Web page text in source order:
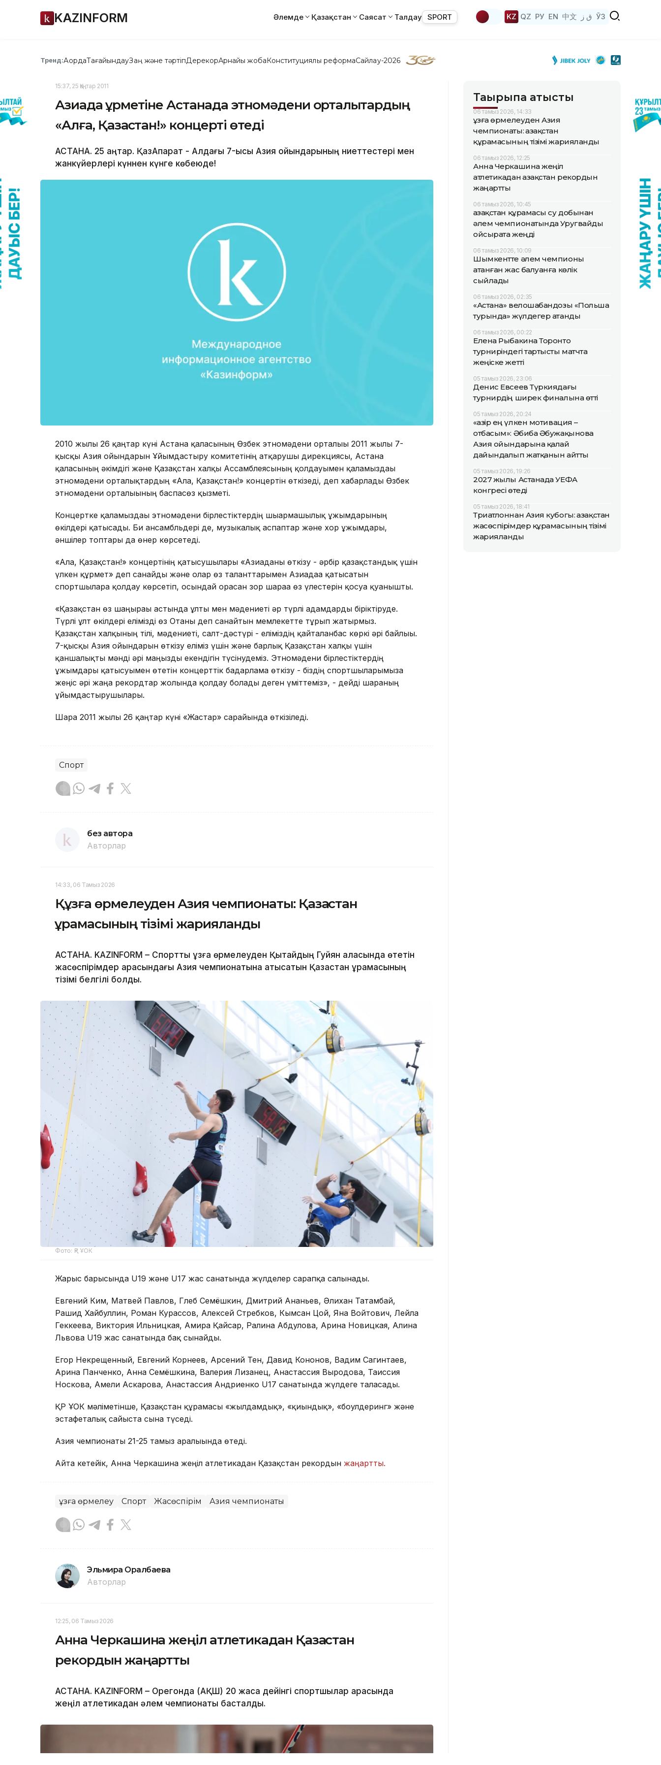
KAZINFORM Әлемде Қазақстан Саясат Талдау SPORT KZ QZ РУ EN 中文 ق ز ЎЗ
Тренд:АқордаТағайындауЗаң және тәртіпДерекқорАрнайы жобаКонституциялық реформаСайлау-2026
15:37, 25 Қаңтар 2011
Азиада құрметіне Астанада этномәдени орталықтардың
«Алға, Қазақстан!» концерті өтеді
АСТАНА. 25 қаңтар. ҚазАқпарат - Алдағы 7-қысқы Азия ойындарының ниеттестері мен
жанкүйерлері күннен күнге көбеюде!
2010 жылғы 26 қаңтар күні Астана қаласының Өзбек этномәдени орталығы 2011 жылғы 7-
қысқы Азия ойындарын Ұйымдастыру комитетінің атқарушы дирекциясы, Астана
қаласының әкімдігі және Қазақстан халқы Ассамблеясының қолдауымен қаламыздағы
этномәдени орталықтардың «Алға, Қазақстан!» концертін өткізеді, деп хабарлады Өзбек
этномәдени орталығының баспасөз қызметі.
Концертке қаламыздағы этномәдени бірлестіктердің шығармашылық ұжымдарының
өкілдері қатысады. Би ансамбльдері де, музыкалық аспаптар және хор ұжымдары,
әншілер топтары да өнер көрсетеді.
«Алға, Қазақстан!» концертінің қатысушылары «Азиаданы өткізу - әрбір қазақстандық үшін
үлкен құрмет» деп санайды және олар өз таланттарымен Азиадаға қатысатын
спортшыларға қолдау көрсетіп, осындай орасан зор шараға өз үлестерін қосуға қуанышты.
«Қазақстан өз шаңырағы астында ұлты мен мәдениеті әр түрлі адамдарды біріктіруде.
Түрлі ұлт өкілдері елімізді өз Отаны деп санайтын мемлекетте тұрып жатырмыз.
Қазақстан халқының тілі, мәдениеті, салт-дәстүрі - еліміздің қайталанбас көркі әрі байлығы.
7-қысқы Азия ойындарын өткізу еліміз үшін және барлық Қазақстан халқы үшін
қаншалықты мәнді әрі маңызды екендігін түсінудеміз. Этномәдени бірлестіктердің
ұжымдары қатысуымен өтетін концерттік бағдарлама өткізу - біздің спортшыларымызға
жеңіс әрі жаңа рекордтар жолында қолдау болады деген үміттеміз», - дейді шараның
ұйымдастырушылары.
Шара 2011 жылы 26 қаңтар күні «Жастар» сарайында өткізіледі.
Спорт
без автора
Авторлар
14:33, 06 Тамыз 2026
Құзға өрмелеуден Азия чемпионаты: Қазақстан
құрамасының тізімі жарияланды
АСТАНА. KAZINFORM – Спорттық құзға өрмелеуден Қытайдың Гуйян қаласында өтетін
жасөспірімдер арасындағы Азия чемпионатына қатысатын Қазақстан құрамасының
тізімі белгілі болды.
Фото: ҚР ҰОК
Жарыс барысында U19 және U17 жас санатында жүлделер сарапқа салынады.
Евгений Ким, Матвей Павлов, Глеб Семёшкин, Дмитрий Ананьев, Әлихан Татамбай,
Рашид Хайбуллин, Роман Курассов, Алексей Стребков, Кымсан Цой, Яна Войтович, Лейла
Геккеева, Виктория Ильницкая, Амира Қайсар, Ралина Абдулова, Арина Новицкая, Алина
Львова U19 жас санатында бақ сынайды.
Егор Некрещенный, Евгений Корнеев, Арсений Тен, Давид Кононов, Вадим Сагинтаев,
Арина Панченко, Анна Семёшкина, Валерия Лизанец, Анастассия Выродова, Таиссия
Носкова, Амели Аскарова, Анастассия Андриенко U17 санатында жүлдеге таласады.
ҚР ҰОК мәліметінше, Қазақстан құрамасы «жылдамдық», «қиындық», «боулдеринг» және
эстафеталық сайыста сынға түседі.
Азия чемпионаты 21-25 тамыз аралығында өтеді.
Айта кетейік, Анна Черкашина жеңіл атлетикадан Қазақстан рекордын жаңартты.
Құзға өрмелеу Спорт Жасөспірім Азия чемпионаты
Эльмира Оралбаева
Авторлар
12:25, 06 Тамыз 2026
Анна Черкашина жеңіл атлетикадан Қазақстан
рекордын жаңартты
АСТАНА. KAZINFORM – Орегонда (АҚШ) 20 жасқа дейінгі спортшылар арасында
жеңіл атлетикадан әлем чемпионаты басталды.
Тақырыпқа қатысты
06 тамыз 2026, 14:33
Құзға өрмелеуден Азия
чемпионаты: Қазақстан
құрамасының тізімі жарияланды
06 тамыз 2026, 12:25
Анна Черкашина жеңіл
атлетикадан Қазақстан рекордын
жаңартты
06 тамыз 2026, 10:45
Қазақстан құрамасы су добынан
әлем чемпионатында Уругвайды
ойсырата жеңді
06 тамыз 2026, 10:09
Шымкентте әлем чемпионы
атанған жас балуанға көлік
сыйлады
06 тамыз 2026, 02:35
«Астана» велошабандозы «Польша
турында» жүлдегер атанды
06 тамыз 2026, 00:22
Елена Рыбакина Торонто
турниріндегі тартысты матчта
жеңіске жетті
05 тамыз 2026, 23:06
Денис Евсеев Түркиядағы
турнирдің ширек финалына өтті
05 тамыз 2026, 20:24
«Қазір ең үлкен мотивация –
отбасым»: Әбиба Әбужақынова
Азия ойындарына қалай
дайындалып жатқанын айтты
05 тамыз 2026, 19:26
2027 жылы Астанада УЕФА
конгресі өтеді
05 тамыз 2026, 18:41
Триатлоннан Азия кубогы: Қазақстан
жасөспірімдер құрамасының тізімі
жарияланды